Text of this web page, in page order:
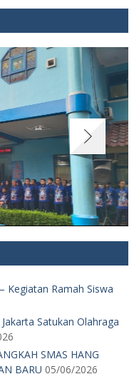
Kegiatan Ramah Siswa
Satukan Olahraga
SMAS HANG
BARU 05/06/2026